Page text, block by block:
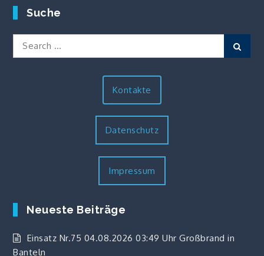
Suche
Search
Kontakte
Datenschutz
Impressum
Neueste Beiträge
Einsatz Nr.75 04.08.2026 03:49 Uhr Großbrand in
Banteln